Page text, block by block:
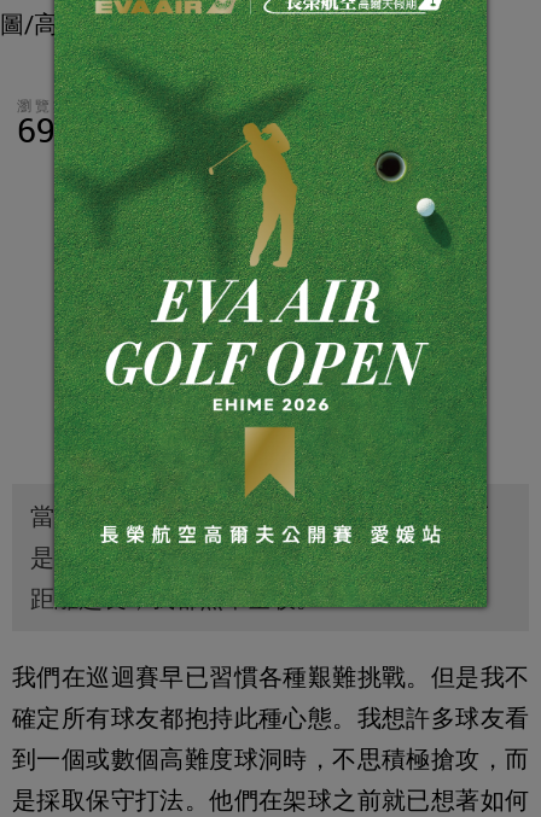
圖/高爾夫文摘
瀏覽數
69,890 分享 LINE
當我端詳一座球場時，眼中所見非障礙，而
是機會。無論球道狹窄、長草區險惡，或是
距離超長，我都照單全收。
我們在巡迴賽早已習慣各種艱難挑戰。但是我不
確定所有球友都抱持此種心態。我想許多球友看
到一個或數個高難度球洞時，不思積極搶攻，而
是採取保守打法。他們在架球之前就已想著如何